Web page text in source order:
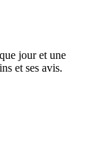
jour et une
et ses avis.